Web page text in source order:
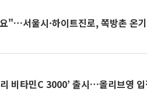
"…서울시·하이트진로, 쪽방촌 온
비타민C 3000’ 출시…올리브영